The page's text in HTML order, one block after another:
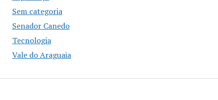
Sem categoria
Senador Canedo
Tecnologia
Vale do Araguaia